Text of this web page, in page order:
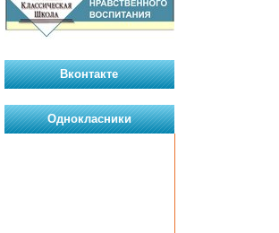
Вконтакте
Однокласники